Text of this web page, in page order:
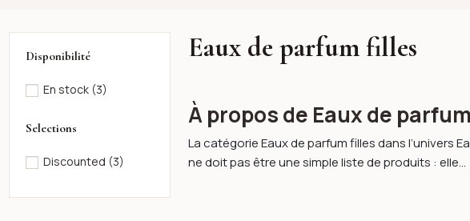
Eaux de parfum filles
À propos de Eaux de
La catégorie Eaux de parfum filles dans l’univers
ne doit pas être une simple liste de produits : elle...
Disponibilité
En stock (3)
Selections
Discounted (3)